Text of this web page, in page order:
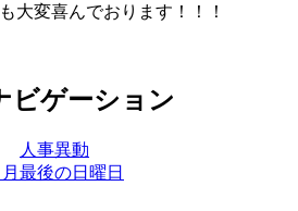
大変喜んでおります！！！
ビゲーション
人事異動
月最後の日曜日